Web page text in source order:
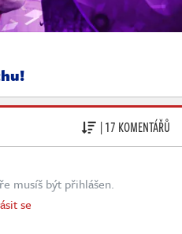
| 17 KOMENTÁŘŮ
musíš být přihlášen.
se